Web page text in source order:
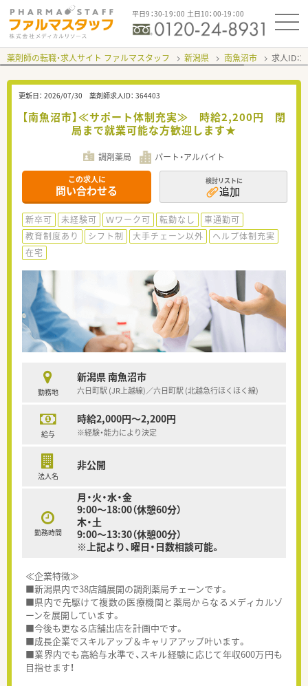
平日9：30-19：00 土日10：00-19：00
薬剤師の転職・求人サイト ファルマスタッフ 新潟県 南魚沼市 求人ID：
更新日： 2026/07/30 薬剤師求人ID： 364403
【南魚沼市】≪サポート体制充実≫ 時給2,200円 閉
局まで就業可能な方歓迎します★
調剤薬局 パート・アルバイト
この求人に
問い合わせる
検討リストに
追加
新卒可 未経験可 Ｗワーク可 転勤なし
車通勤可
教育制度あり
シフト制 大手チェーン以外
ヘルプ体制充実
在宅
勤務地
新潟県 南魚沼市
六日町駅 (JR上越線)／六日町駅 (北越急行ほくほく線)
給与
時給2,000円～2,200円
※経験・能力により決定
法人名
非公開
勤務時間
月・火・水・金
9:00〜18:00（休憩60分）
木・土
9:00〜13:30（休憩00分）
※上記より、曜日・日数相談可能。
≪企業特徴≫
■新潟県内で38店舗展開の調剤薬局チェーンです。
■県内で先駆けて複数の医療機関と薬局からなるメディカルゾ
ーンを展開しています。
■今後も更なる店舗出店を計画中です。
■成長企業でスキルアップ＆キャリアアップ叶います。
■業界内でも高給与水準で、スキル経験に応じて年収600万円も
目指せます！